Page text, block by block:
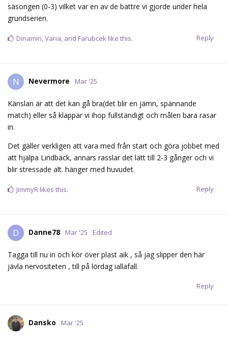
in.
Det gäller verkligen att vara med från start och göra jobbet med
att hjälpa Lindbäck, annars rasslar det lätt till 2-3 gånger och vi
D Danne78 Edited
jävla nervositeten , till på lördag iallafall.
Snälla, visa att match 2 var en engångsföreteelse (i det här
slutspelet) snarare än att match 1 var det.
Reply
Dinamin,Mandrake,JimmyR, and Farubceklike this.
Dansko Tror vi lärt oss av match 2, men eloge till deras
video coach eller vem det var som såg att våra backar ofta inte